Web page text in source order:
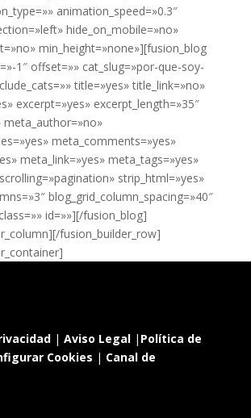
animation_speed=»0.3″
hide_on_mobile=»no»
min_height=»none»][fusion_blog
1″ offset=»» cat_slug=»por-que-soy-
title=»yes» title_link=»no»
excerpt=»yes» excerpt_length=»35″
meta_author=»no»
meta_comments=»yes»
meta_link=»yes» meta_tags=»yes»
strip_html=»yes»
blog_grid_column_spacing=»40″
id=»»][/fusion_blog]
fusion_builder_row]
| Aviso Legal| Política de
Cookies | Canal de